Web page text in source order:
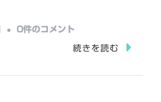
仙
0件のコメント
続きを読む